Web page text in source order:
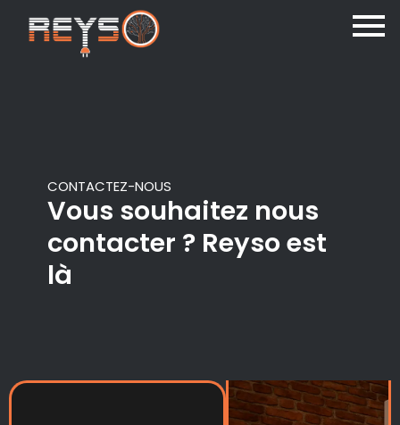
CONTACTEZ-NOUS
Vous souhaitez nous
contacter ? Reyso est
là